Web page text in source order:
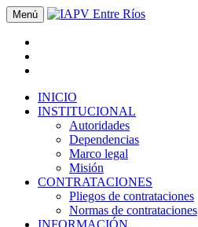
Menú
INICIO
INSTITUCIONAL
Autoridades
Dependencias
Marco legal
Misión
CONTRATACIONES
Pliegos de contrataciones
Normas de contrataciones
INFORMACIÓN